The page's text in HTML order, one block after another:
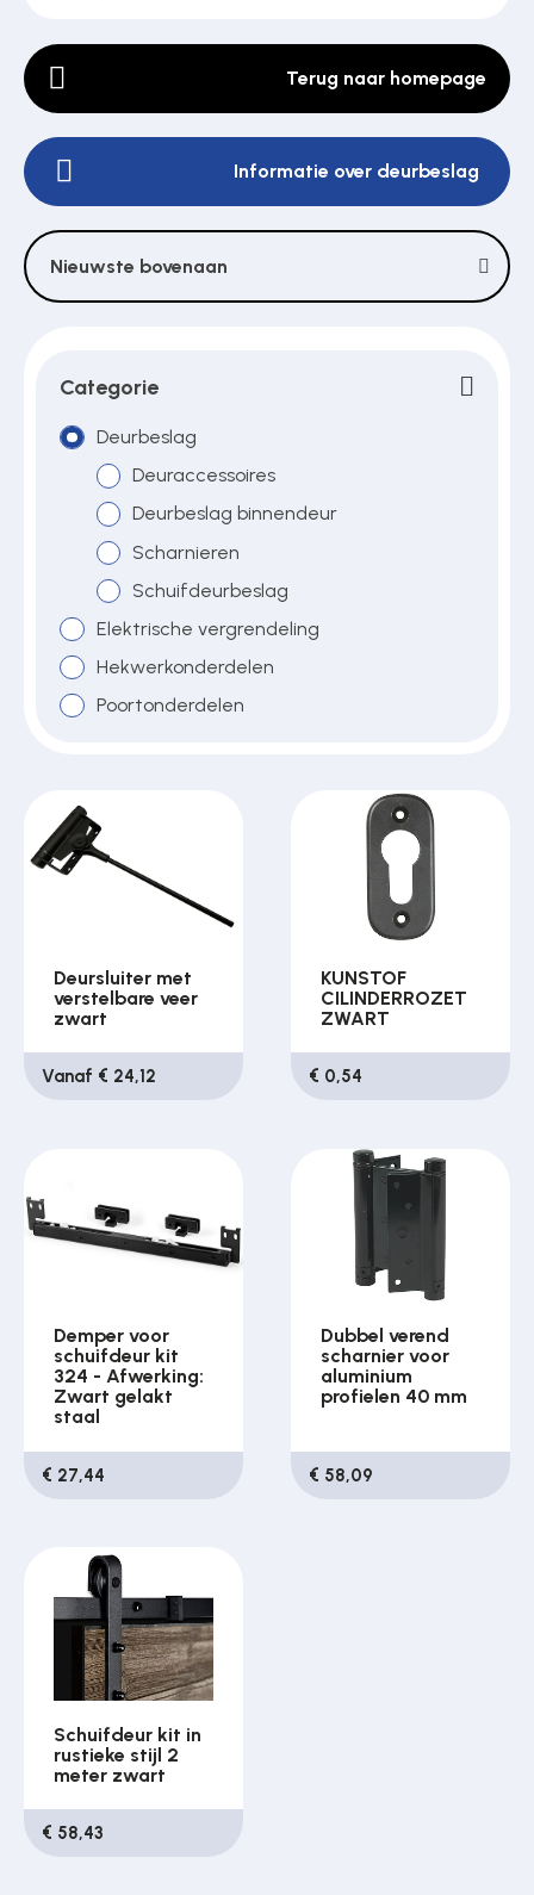
Poortonderdelen
Pulsgevers
Sloten
Toegangsverlening
Voedingen
Over ons
Contact
Terug naar homepage
Informatie over deurbeslag
Nieuwste bovenaan
Categorie
Deurbeslag
Deuraccessoires
Deurbeslag binnendeur
Scharnieren
Schuifdeurbeslag
Elektrische vergrendeling
Hekwerkonderdelen
Poortonderdelen
Deursluiter met
verstelbare veer
zwart
Vanaf € 24,12
KUNSTOF
CILINDERROZET
ZWART
€ 0,54
Demper voor
schuifdeur kit
324 - Afwerking:
Zwart gelakt
staal
€ 27,44
Dubbel verend
scharnier voor
aluminium
profielen 40 mm
€ 58,09
Schuifdeur kit in
rustieke stijl 2
meter zwart
€ 58,43